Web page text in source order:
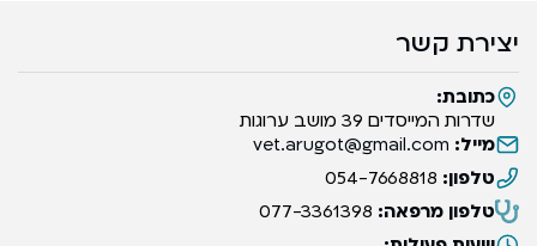
יצירת קשר
כתובת:
שדרות המייסדים 39 מושב ערוגות
מייל: vet.arugot@gmail.com
טלפון: 054-7668818
טלפון מרפאה: 077-3361398